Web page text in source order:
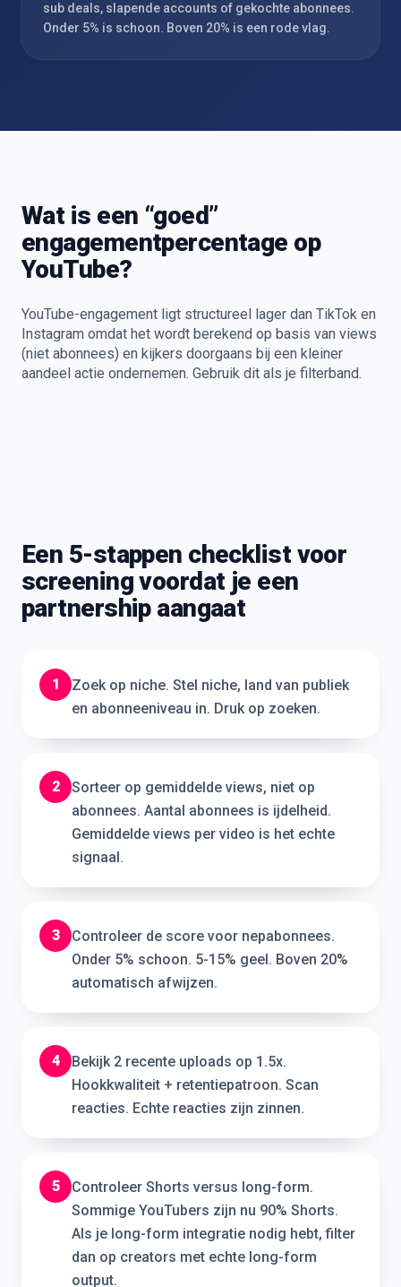
sub deals, slapende accounts of gekochte abonnees.
Onder 5% is schoon. Boven 20% is een rode vlag.
Wat is een “goed”
engagementpercentage op
YouTube?
YouTube-engagement ligt structureel lager dan TikTok en
Instagram omdat het wordt berekend op basis van views
(niet abonnees) en kijkers doorgaans bij een kleiner
aandeel actie ondernemen. Gebruik dit als je filterband.
Een 5-stappen checklist voor
screening voordat je een
partnership aangaat
1
Zoek op niche. Stel niche, land van publiek
en abonneeniveau in. Druk op zoeken.
2
Sorteer op gemiddelde views, niet op
abonnees. Aantal abonnees is ijdelheid.
Gemiddelde views per video is het echte
signaal.
3
Controleer de score voor nepabonnees.
Onder 5% schoon. 5-15% geel. Boven 20%
automatisch afwijzen.
4
Bekijk 2 recente uploads op 1.5x.
Hookkwaliteit + retentiepatroon. Scan
reacties. Echte reacties zijn zinnen.
5
Controleer Shorts versus long-form.
Sommige YouTubers zijn nu 90% Shorts.
Als je long-form integratie nodig hebt, filter
dan op creators met echte long-form
output.